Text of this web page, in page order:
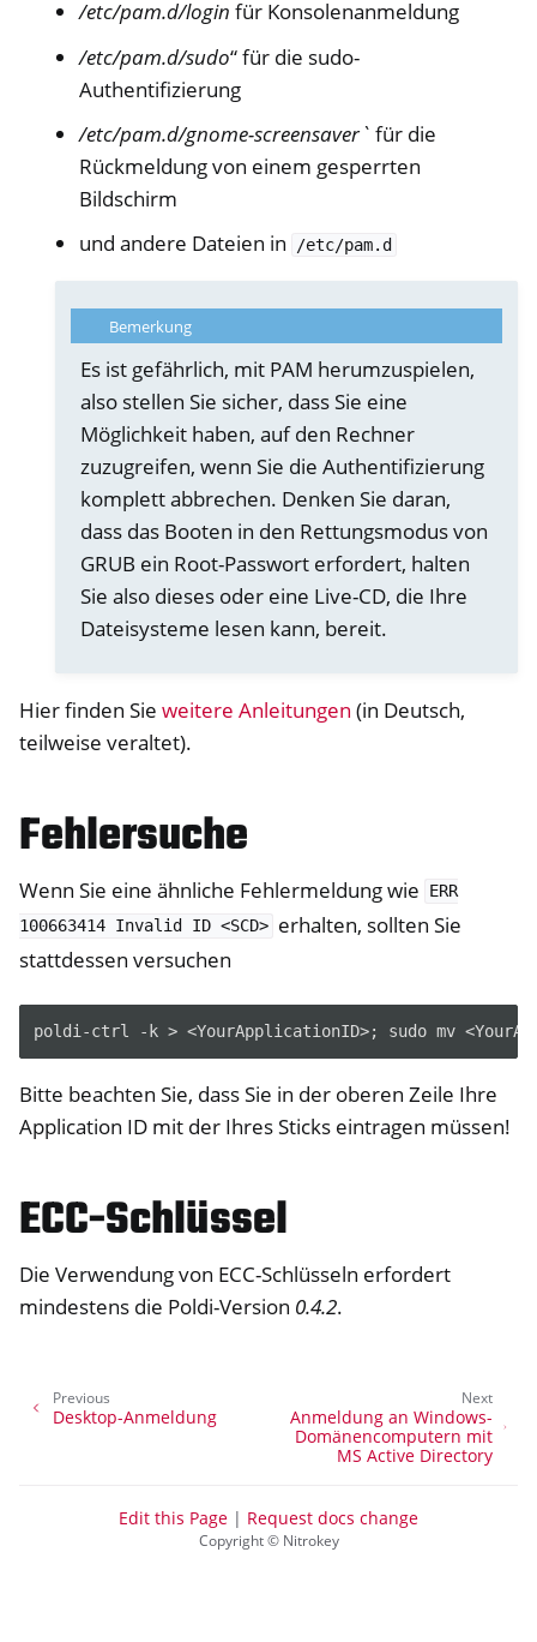
navigation of Nitrokey Start
navigation of Nitrokey Storage 2
navigation of NitroPad, NitroPC
navigation of NitroPhone, NitroTablet
navigation of NextBox
navigation of NetHSM
navigation of NitroWall
navigation of NitroWall NW750
navigation of Software
/etc/pam.d/login für Konsolenanmeldung
/etc/pam.d/sudo“ für die sudo-
Authentifizierung
/etc/pam.d/gnome-screensaver` für die
Rückmeldung von einem gesperrten
Bildschirm
und andere Dateien in
/etc/pam.d
Bemerkung
Es ist gefährlich, mit PAM herumzuspielen,
also stellen Sie sicher, dass Sie eine
Möglichkeit haben, auf den Rechner
zuzugreifen, wenn Sie die Authentifizierung
komplett abbrechen. Denken Sie daran,
dass das Booten in den Rettungsmodus von
GRUB ein Root-Passwort erfordert, halten
Sie also dieses oder eine Live-CD, die Ihre
Dateisysteme lesen kann, bereit.
Hier finden Sie weitere Anleitungen (in Deutsch,
teilweise veraltet).
Fehlersuche
Wenn Sie eine ähnliche Fehlermeldung wie
ERR
100663414 Invalid ID <SCD> erhalten, sollten Sie
stattdessen versuchen
Bitte beachten Sie, dass Sie in der oberen Zeile Ihre
Application ID mit der Ihres Sticks eintragen müssen!
ECC-Schlüssel
Die Verwendung von ECC-Schlüsseln erfordert
mindestens die Poldi-Version 0.4.2.
Next
Anmeldung an Windows-
Domänencomputern mit
MS Active Directory
Previous
Desktop-Anmeldung
Copyright © Nitrokey
Edit this Page | Request docs change